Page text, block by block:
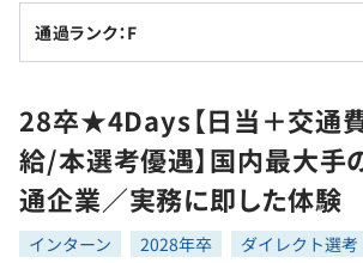
転職成功ガイド
転職エージェント
インタビュー
転職成功ガイド
新卒就活
求人検索
本選考
インターン
学習
講座一覧
問題集
スキルチェック
プログラミング言語
ゲーム・マンガ
通過ランク：F
28卒★4Days【日当＋交通
給/本選考優遇】国内最大手
通企業／実務に即した体験
インターン 2028年卒 ダイレクト選考